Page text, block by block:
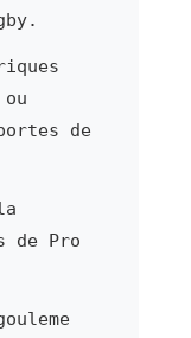
de
de Pro